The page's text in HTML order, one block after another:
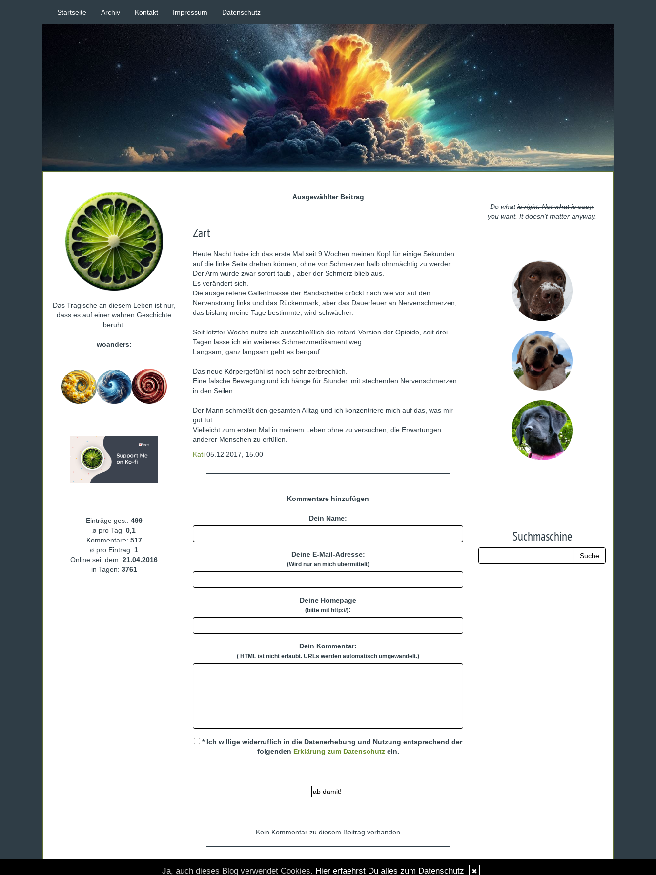
Startseite Archiv Kontakt Impressum Datenschutz
Ausgewählter Beitrag
Zart
Heute Nacht habe ich das erste Mal seit 9 Wochen meinen Kopf für einige Sekunden
auf die linke Seite drehen können, ohne vor Schmerzen halb ohnmächtig zu werden.
Der Arm wurde zwar sofort taub , aber der Schmerz blieb aus.
Es verändert sich.
Die ausgetretene Gallertmasse der Bandscheibe drückt nach wie vor auf den
Nervenstrang links und das Rückenmark, aber das Dauerfeuer an Nervenschmerzen,
das bislang meine Tage bestimmte, wird schwächer.
Seit letzter Woche nutze ich ausschließlich die retard-Version der Opioide, seit drei
Tagen lasse ich ein weiteres Schmerzmedikament weg.
Langsam, ganz langsam geht es bergauf.
Das neue Körpergefühl ist noch sehr zerbrechlich.
Eine falsche Bewegung und ich hänge für Stunden mit stechenden Nervenschmerzen
in den Seilen.
Der Mann schmeißt den gesamten Alltag und ich konzentriere mich auf das, was mir
gut tut.
Vielleicht zum ersten Mal in meinem Leben ohne zu versuchen, die Erwartungen
anderer Menschen zu erfüllen.
Kati 05.12.2017, 15.00
Kommentare hinzufügen
Dein Name:
Deine E-Mail-Adresse:
(Wird nur an mich übermittelt)
Deine Homepage
(bitte mit http://):
Dein Kommentar:
( HTML ist nicht erlaubt. URLs werden automatisch umgewandelt.)
* Ich willige widerruflich in die Datenerhebung und Nutzung entsprechend der
folgenden Erklärung zum Datenschutzein.
Kein Kommentar zu diesem Beitrag vorhanden
Das Tragische an diesem Leben ist nur,
dass es auf einer wahren Geschichte
beruht.
woanders:
Einträge ges.: 499
ø pro Tag: 0,1
Kommentare: 517
ø pro Eintrag: 1
Online seit dem: 21.04.2016
in Tagen: 3761
Do whatis right. Not what is easy.
you want. It doesn't matter anyway.
Suchmaschine
Ja, auch dieses Blog verwendet Cookies. Hier erfaehrst Du alles zum Datenschutz ✖